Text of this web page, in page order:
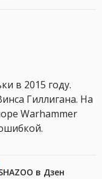
в 2015 году.
Гиллигана. На
Warhammer
в Дзен